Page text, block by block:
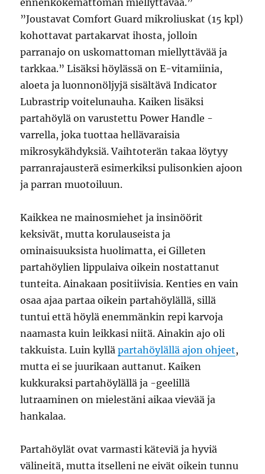
ennenkokemattoman miellyttävää.”
”Joustavat Comfort Guard mikroliuskat (15 kpl)
kohottavat partakarvat ihosta, jolloin
parranajo on uskomattoman miellyttävää ja
tarkkaa.” Lisäksi höylässä on E-vitamiinia,
aloeta ja luonnonöljyjä sisältävä Indicator
Lubrastrip voitelunauha. Kaiken lisäksi
partahöylä on varustettu Power Handle -
varrella, joka tuottaa hellävaraisia
mikrosykähdyksiä. Vaihtoterän takaa löytyy
parranrajausterä esimerkiksi pulisonkien ajoon
ja parran muotoiluun.
Kaikkea ne mainosmiehet ja insinöörit
keksivät, mutta korulauseista ja
ominaisuuksista huolimatta, ei Gilleten
partahöylien lippulaiva oikein nostattanut
tunteita. Ainakaan positiivisia. Kenties en vain
osaa ajaa partaa oikein partahöylällä, sillä
tuntui että höylä enemmänkin repi karvoja
naamasta kuin leikkasi niitä. Ainakin ajo oli
takkuista. Luin kylläpartahöylällä ajon ohjeet,
mutta ei se juurikaan auttanut. Kaiken
kukkuraksi partahöylällä ja -geelillä
lutraaminen on mielestäni aikaa vievää ja
hankalaa.
Partahöylät ovat varmasti käteviä ja hyviä
välineitä, mutta itselleni ne eivät oikein tunnu